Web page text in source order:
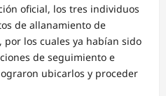
oficial, los tres individuos
de allanamiento de
los cuales ya habían sido
de seguimiento e
ubicarlos y proceder